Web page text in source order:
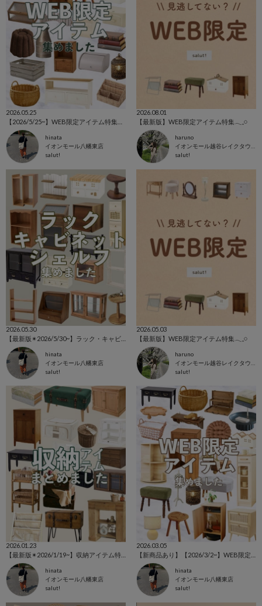
2026.05.25
hinata
イオンモール八幡東店
salut!
2026.08.01
【最新版】WEB限定アイテム特集𓂃𓈒𓏸
haruno
イオンモール越谷レイクタウン店
salut!
2026.05.30
hinata
イオンモール八幡東店
salut!
2026.05.03
【最新版】WEB限定アイテム特集𓂃𓈒𓏸
haruno
salut!
2026.01.23
hinata
イオンモール八幡東店
salut!
2026.03.05
hinata
イオンモール八幡東店
salut!